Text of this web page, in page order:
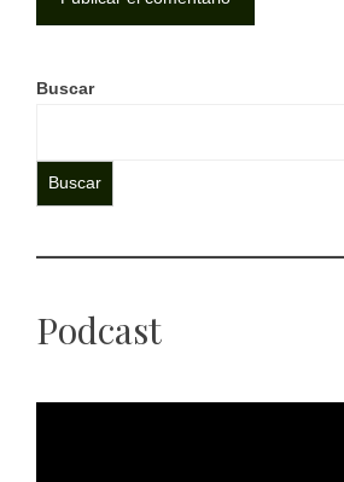
Buscar
Buscar
Podcast